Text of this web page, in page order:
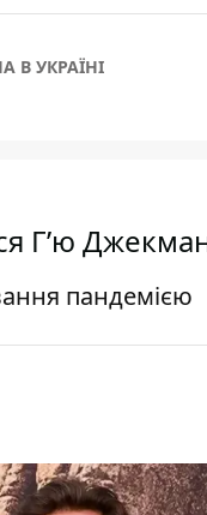
В УКРАЇНІ
Г’ю
пандемією